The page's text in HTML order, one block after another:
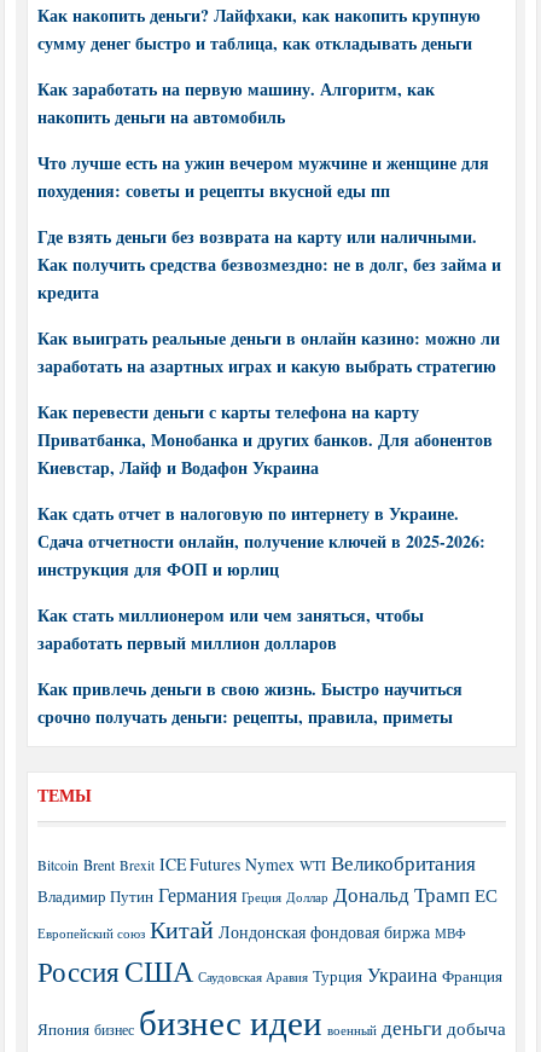
Как накопить деньги? Лайфхаки, как накопить крупную
сумму денег быстро и таблица, как откладывать деньги
Как заработать на первую машину. Алгоритм, как
накопить деньги на автомобиль
Что лучше есть на ужин вечером мужчине и женщине для
похудения: советы и рецепты вкусной еды пп
Где взять деньги без возврата на карту или наличными.
Как получить средства безвозмездно: не в долг, без займа и
кредита
Как выиграть реальные деньги в онлайн казино: можно ли
заработать на азартных играх и какую выбрать стратегию
Как перевести деньги с карты телефона на карту
Приватбанка, Монобанка и других банков. Для абонентов
Киевстар, Лайф и Водафон Украина
Как сдать отчет в налоговую по интернету в Украине.
Сдача отчетности онлайн, получение ключей в 2025-2026:
инструкция для ФОП и юрлиц
Как стать миллионером или чем заняться, чтобы
заработать первый миллион долларов
Как привлечь деньги в свою жизнь. Быстро научиться
срочно получать деньги: рецепты, правила, приметы
ТЕМЫ
Bitcoin Brent Brexit ICE Futures Nymex WTI Великобритания
Владимир Путин Германия Греция Доллар Дональд Трамп ЕС
Европейский союз Китай Лондонская фондовая биржа МВФ
РоссияСША Саудовская Аравия Турция Украина Франция
Япония бизнес бизнес идеи военный деньги добыча